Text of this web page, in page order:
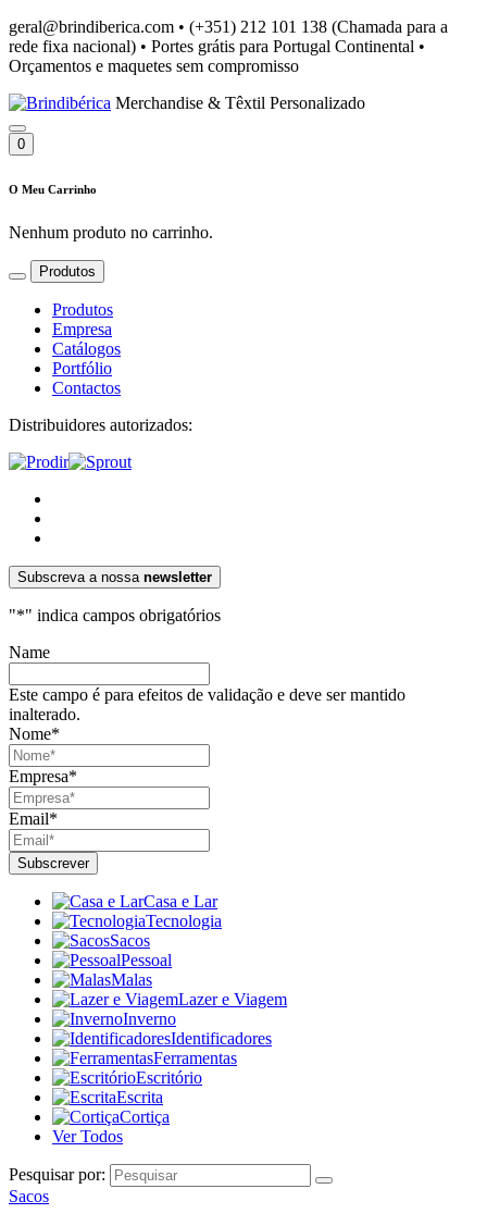
geral@brindiberica.com • (+351) 212 101 138 (Chamada para a
rede fixa nacional) • Portes grátis para Portugal Continental •
Orçamentos e maquetes sem compromisso
Merchandise & Têxtil Personalizado
0
O Meu Carrinho
Nenhum produto no carrinho.
Produtos
Produtos
Empresa
Catálogos
Portfólio
Contactos
Distribuidores autorizados:
Subscreva a nossa newsletter
"*" indica campos obrigatórios
Name
Este campo é para efeitos de validação e deve ser mantido
inalterado.
Nome*
Empresa*
Email*
Casa e Lar
Tecnologia
Sacos
Pessoal
Malas
Lazer e Viagem
Inverno
Identificadores
Ferramentas
Escritório
Escrita
Cortiça
Ver Todos
Pesquisar por:
Sacos